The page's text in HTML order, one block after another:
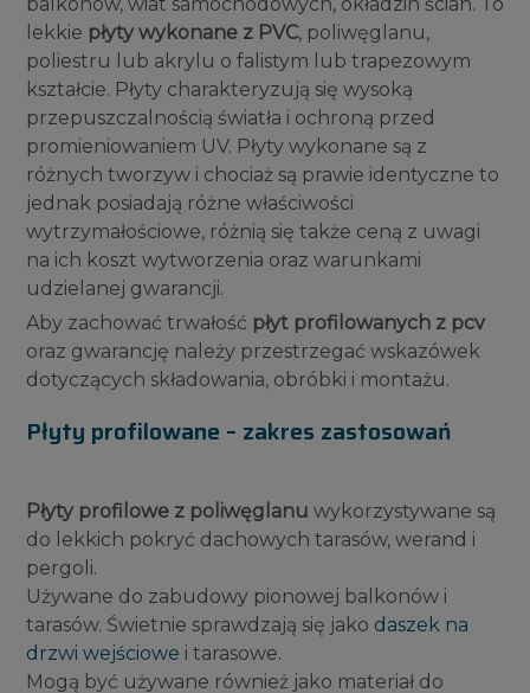
lekkie płyty wykonane z PVC, poliwęglanu,
poliestru lub akrylu o falistym lub trapezowym
kształcie. Płyty charakteryzują się wysoką
przepuszczalnością światła i ochroną przed
promieniowaniem UV. Płyty wykonane są z
różnych tworzyw i chociaż są prawie identyczne to
jednak posiadają różne właściwości
wytrzymałościowe, różnią się także ceną z uwagi
na ich koszt wytworzenia oraz warunkami
udzielanej gwarancji.
Aby zachować trwałość płyt profilowanych z pcv
oraz gwarancję należy przestrzegać wskazówek
dotyczących składowania, obróbki i montażu.
Płyty profilowane – zakres zastosowań
Płyty profilowe z poliwęglanu wykorzystywane są
do lekkich pokryć dachowych tarasów, werand i
pergoli.
Używane do zabudowy pionowej balkonów i
tarasów. Świetnie sprawdzają się jako daszek na
drzwi wejściowe i tarasowe.
Mogą być używane również jako materiał do